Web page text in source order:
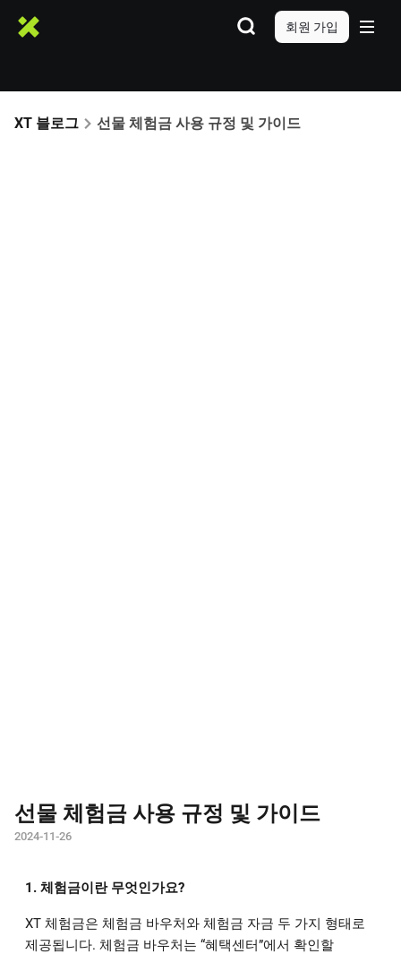
회원 가입
XT 블로그 선물 체험금 사용 규정 및 가이드
선물 체험금 사용 규정 및 가이드
2024-11-26
1. 체험금이란 무엇인가요?
XT 체험금은 체험금 바우처와 체험금 자금 두 가지 형태로
제공됩니다. 체험금 바우처는 “혜택센터”에서 확인할